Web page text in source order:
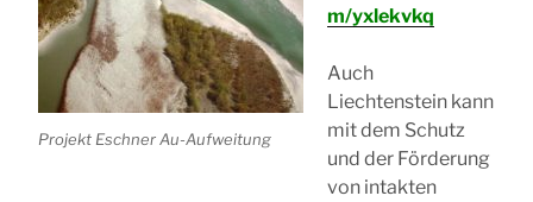
Projekt Eschner Au-Aufweitung
m/yxlekvkq
Auch
Liechtenstein kann
mit dem Schutz
und der Förderung
von intakten